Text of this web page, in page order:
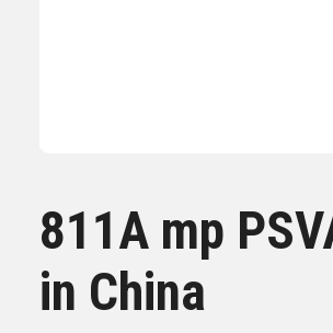
811A mp
in China